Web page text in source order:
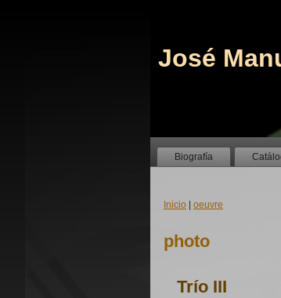
José
Biografía
Inicio oeuvre
photo
Trío III